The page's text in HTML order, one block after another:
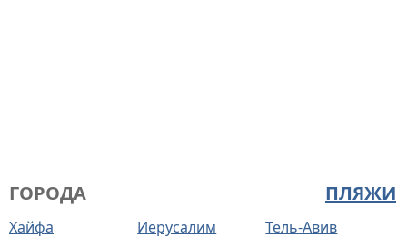
ПЛЯЖИ
ГОРОДА
Хайфа Иерусалим
Тель-Авив